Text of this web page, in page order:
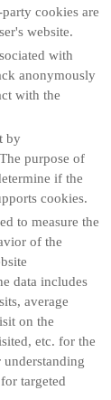
cookies are
website.
with
anonymously
with the
by
purpose of
if the
cookies.
to measure the
of the
data includes
average
on the
etc. for the
understanding
targeted